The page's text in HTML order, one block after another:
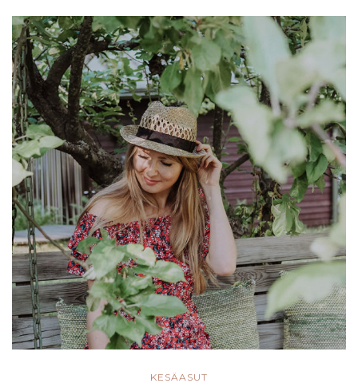
KESÄASUT